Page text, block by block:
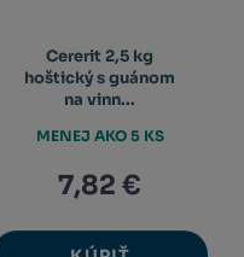
Cererit 2,5 kg
hoštický s guánom
na vinn...
7,82 €
MENEJ AKO 5 KS